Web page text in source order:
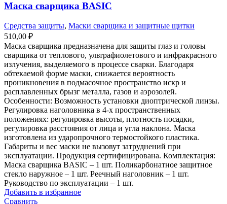
Маска сварщика BASIC
Средства защиты, Маски сварщика и защитные щитки
510,00 ₽
Маска сварщика предназначена для защиты глаз и головы
сварщика от теплового, ультрафиолетового и инфракрасного
излучения, выделяемого в процессе сварки. Благодаря
обтекаемой форме маски, снижается вероятность
проникновения в подмасочное пространство искр и
расплавленных брызг металла, газов и аэрозолей.
Особенности: Возможность установки диоптрической линзы.
Регулировка наголовника в 4-х пространственных
положениях: регулировка высоты, плотность посадки,
регулировка расстояния от лица и угла наклона. Маска
изготовлена из ударопрочного термостойкого пластика.
Габариты и вес маски не вызовут затруднений при
эксплуатации. Продукция сертифицирована. Комплектация:
Маска сварщика BASIC – 1 шт. Поликарбонатное защитное
стекло наружное – 1 шт. Реечный наголовник – 1 шт.
Руководство по эксплуатации – 1 шт.
Добавить в избранное
Сравнить